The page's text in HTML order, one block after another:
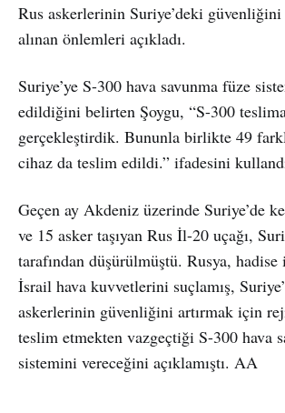
Rus askerlerinin Suriye’deki
alınan önlemleri açıkladı.
Suriye’ye S-300 hava savunma füze
edildiğini belirten Şoygu, “S-300
gerçekleştirdik. Bununla birlikte 49
cihaz da teslim edildi.” ifadesini
Geçen ay Akdeniz üzerinde Suriye’de
ve 15 asker taşıyan Rus İl-20 uçağı,
tarafından düşürülmüştü. Rusya,
İsrail hava kuvvetlerini suçlamış,
askerlerinin güvenliğini artırmak için
teslim etmekten vazgeçtiği S-300 hava
sistemini vereceğini açıklamıştı. AA